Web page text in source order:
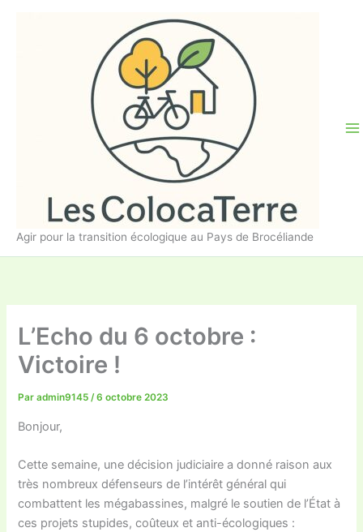
Agir pour la transition écologique au Pays de Brocéliande
L’Echo du 6 octobre :
Victoire !
Paradmin9145/6 octobre 2023
Bonjour,
Cette semaine, une décision judiciaire a donné raison aux
très nombreux défenseurs de l’intérêt général qui
combattent les mégabassines, malgré le soutien de l’État à
ces projets stupides, coûteux et anti-écologiques :